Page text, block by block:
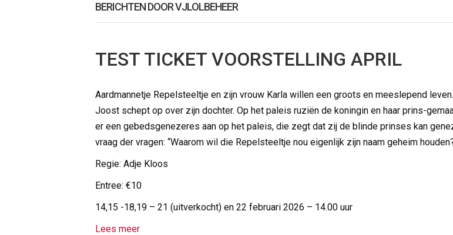
BERICHTEN DOOR VJLOLBEHEER
TEST TICKET VOORSTELLING APRIL
Aardmannetje Repelsteeltje en zijn vrouw Karla willen een groots en meeslepend
Joost schept op over zijn dochter. Op het paleis ruziën de koningin en haar prins-
er een gebedsgenezeres aan op het paleis, die zegt dat zij de blinde prinses kan
vraag der vragen: “Waarom wil die Repelsteeltje nou eigenlijk zijn naam geheim
Regie: Adje Kloos
Entree: €10
14,15 -18,19 – 21 (uitverkocht) en 22 februari 2026 – 14.00 uur
Lees meer